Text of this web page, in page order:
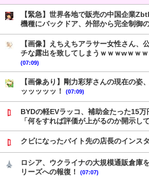
【緊急】世界各地で販売の中国企業
機種にバックドア、外部から完全制御
【画像】えちえちアラサー女性さん、
チな露出を致してしまうｗｗｗwｗｗ
(07:09)
【画像あり】剛力彩芽さんの現在の姿
ッッッッッ！
(07:09)
BYDの軽EVラッコ、補助金たった15
「何をすれば評価が上がるのか開示し
クビになったバイト先の店長のインス
ロシア、ウクライナの大規模通販倉庫
リーズへの報復！
(07:07)